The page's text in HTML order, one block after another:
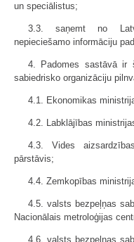
un speciālistus;
3.3. saņemt no
nepieciešamo informāciju
4. Padomes sastāvā ir
sabiedrisko organizāciju
4.1. Ekonomikas
4.2. Labklājības
4.3. Vides
pārstāvis;
4.4. Zemkopības
4.5. valsts bezpeļņas
Nacionālais metroloģijas
4.6. valsts bezpeļņas